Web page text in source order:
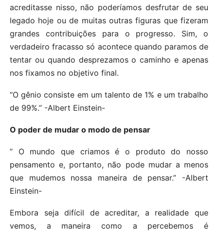
acreditasse nisso, não poderíamos desfrutar de seu
legado hoje ou de muitas outras figuras que fizeram
grandes contribuições para o progresso. Sim, o
verdadeiro fracasso só acontece quando paramos de
tentar ou quando desprezamos o caminho e apenas
nos fixamos no objetivo final.
“O gênio consiste em um talento de 1% e um trabalho
de 99%.” -Albert Einstein-
O poder de mudar o modo de pensar
” O mundo que criamos é o produto do nosso
pensamento e, portanto, não pode mudar a menos
que mudemos nossa maneira de pensar.” -Albert
Einstein-
Embora seja difícil de acreditar, a realidade que
vemos, a maneira como a percebemos é